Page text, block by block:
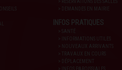
> RÉSERVATIONS DES SALLES
> DEMANDES EN MAIRIE
INFOS PRATIQUES
> SANTÉ
> INFORMATIONS UTILES
> NOUVEAUX ARRIVANTS
> TRAVAUX EN COURS
> DÉPLACEMENT
> INFOS PAROISSIALES